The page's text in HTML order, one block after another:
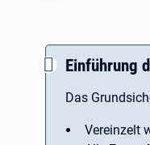
Einführung
Das
Vereinzelt